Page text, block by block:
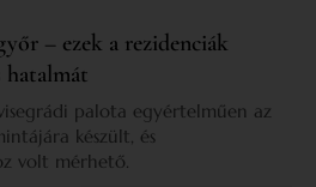
– ezek a rezidenciák
palota egyértelműen az
készült, és
volt mérhető.